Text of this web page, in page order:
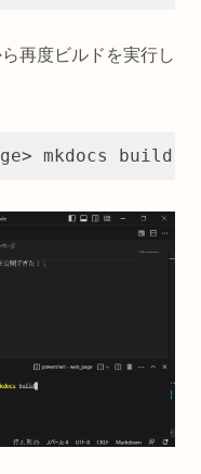
再度ビルドを実行し
mkdocs build